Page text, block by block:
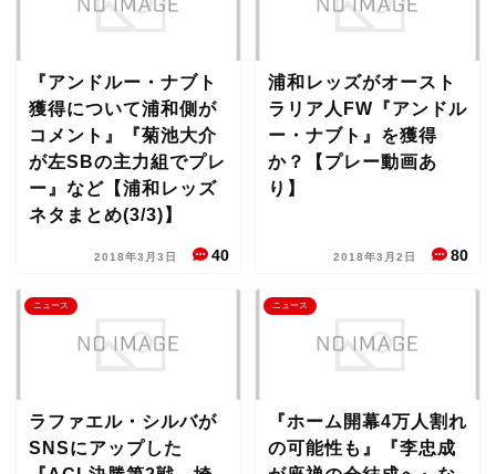
『アンドルー・ナブト
獲得について浦和側が
コメント』『菊池大介
が左SBの主力組でプレ
ー』など【浦和レッズ
ネタまとめ(3/3)】
2018年3月3日 40
浦和レッズがオースト
ラリア人FW『アンドル
ー・ナブト』を獲得
か？【プレー動画あ
り】
2018年3月2日 80
ニュース
ラファエル・シルバが
SNSにアップした
ニュース
『ホーム開幕4万人割れ
の可能性も』『李忠成